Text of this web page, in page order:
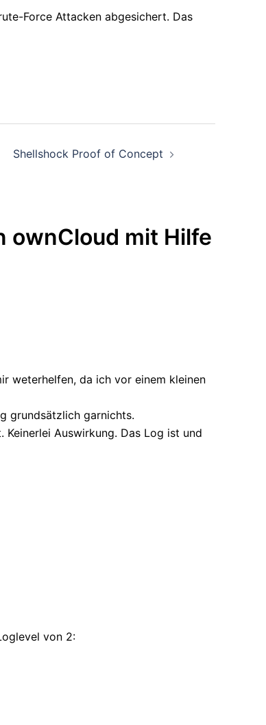
Force Attacken abgesichert. Das
Shellshock Proof of Concept
ownCloud mit Hilfe
weterhelfen, da ich vor einem kleinen
grundsätzlich garnichts.
Keinerlei Auswirkung. Das Log ist und
von 2: